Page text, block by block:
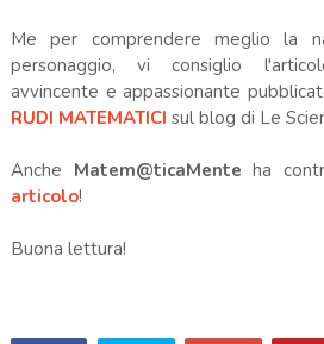
Me per comprendere meglio la
personaggio, vi consiglio
avvincente e appassionante
RUDI MATEMATICI sul blog di Le
Anche Matem@ticaMente ha
articolo!
Buona lettura!